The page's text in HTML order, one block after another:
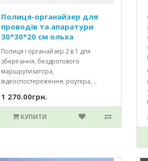
Полиця-органайзер для
проводів та апаратури
30*30*20 см ольха
Полиця і органайзер 2 в 1 для
зберігання, бездротового
маршрутизатора,
відеоспостереження, роутера, ..
1 270.00грн.
КУПИТИ